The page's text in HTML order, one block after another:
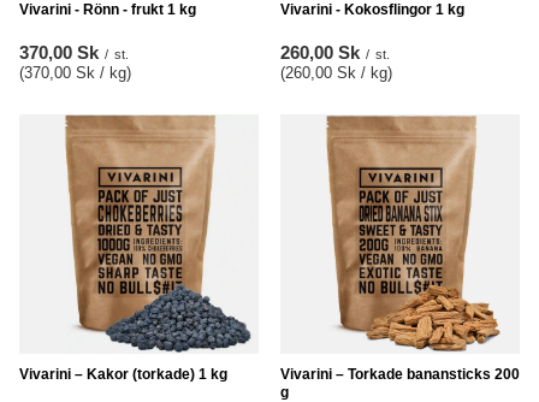
Vivarini - Rönn - frukt 1 kg
370,00 Sk / st.
(370,00 Sk / kg)
Vivarini - Kokosflingor 1 kg
260,00 Sk / st.
(260,00 Sk / kg)
Vivarini – Kakor (torkade) 1 kg
Vivarini – Torkade banansticks 200
g